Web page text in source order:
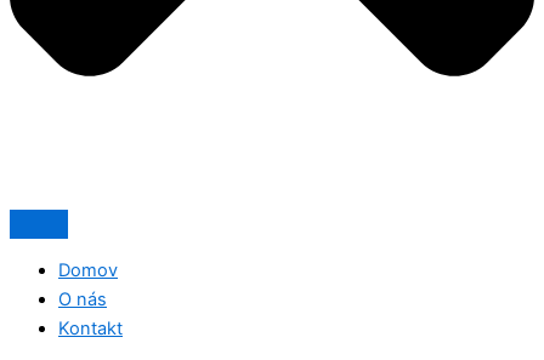
Domov
O nás
Kontakt